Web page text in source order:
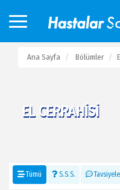
Ana Sayfa Bölümler
EL CERRAHISI
Tümü S.S.S.